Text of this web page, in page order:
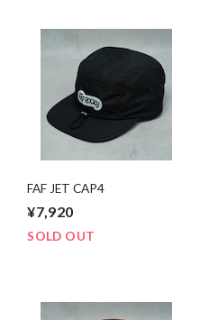
FAF JET CAP4
¥7,920
SOLD OUT